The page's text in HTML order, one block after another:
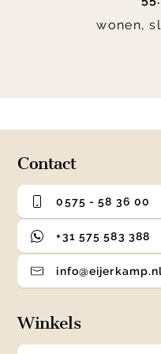
wonen,
Contact
0575 - 58 36 00
+31 575 583 388
info@eijerkamp.nl
Winkels